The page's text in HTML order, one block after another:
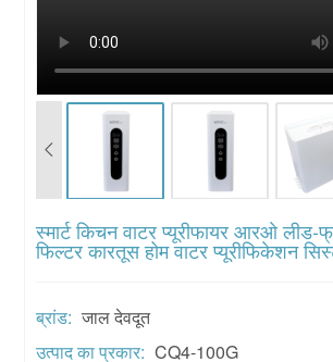
स्मार्ट किचन वाटर प्यूरीफायर आरओ
फिल्टर कारतूस होम वाटर प्यूरीफिकेशन
ब्रांड: जाल देवदूत
उत्पाद का प्रकार: CQ4-100G